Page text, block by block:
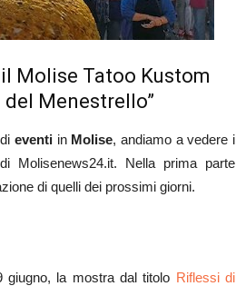
Molise Tatoo Kustom
Menestrello”
dieventi in Molise, andiamo a vedere i
Molisenews24.it. Nella prima parte
di quelli dei prossimi giorni.
giugno, la mostra dal titolo Riflessi di